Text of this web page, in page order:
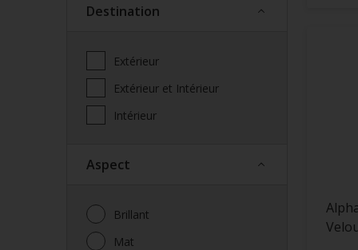
façade
Spécialités
Vernis
Vitrificateur
Destination
Extérieur
Extérieur et Intérieur
Intérieur
Aspect
Brillant
Mat